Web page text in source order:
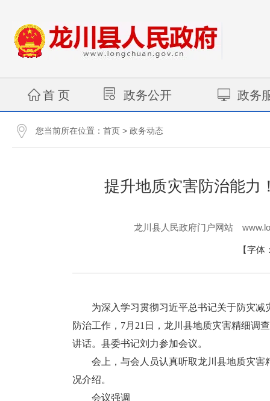
首 页 政务公开 政务
您当前所在位置： 首页 > 政务动态
提升地质灾害防治能力
龙川县人民政府门户网站
【字体
为深入学习贯彻习近平总书记关于防灾减
防治工作，7月21日，龙川县地质灾害精细调
讲话。县委书记刘力参加会议。
会上，与会人员认真听取龙川县地质灾害
况介绍。
会议强调